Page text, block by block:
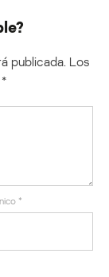
publicada. Los
*
*